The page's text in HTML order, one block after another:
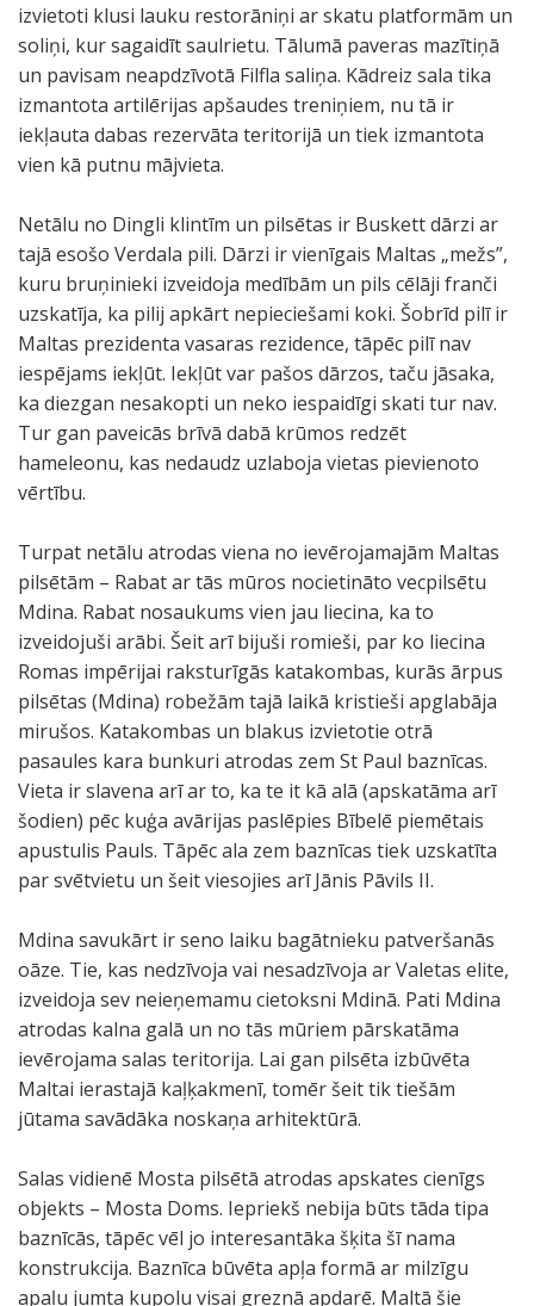
izvietoti klusi lauku restorāniņi ar skatu platformām un
soliņi, kur sagaidīt saulrietu. Tālumā paveras mazītiņā
un pavisam neapdzīvotā Filfla saliņa. Kādreiz sala tika
izmantota artilērijas apšaudes treniņiem, nu tā ir
iekļauta dabas rezervāta teritorijā un tiek izmantota
vien kā putnu mājvieta.
Netālu no Dingli klintīm un pilsētas ir Buskett dārzi ar
tajā esošo Verdala pili. Dārzi ir vienīgais Maltas „mežs”,
kuru bruņinieki izveidoja medībām un pils cēlāji franči
uzskatīja, ka pilij apkārt nepieciešami koki. Šobrīd pilī ir
Maltas prezidenta vasaras rezidence, tāpēc pilī nav
iespējams iekļūt. Iekļūt var pašos dārzos, taču jāsaka,
ka diezgan nesakopti un neko iespaidīgi skati tur nav.
Tur gan paveicās brīvā dabā krūmos redzēt
hameleonu, kas nedaudz uzlaboja vietas pievienoto
vērtību.
Turpat netālu atrodas viena no ievērojamajām Maltas
pilsētām – Rabat ar tās mūros nocietināto vecpilsētu
Mdina. Rabat nosaukums vien jau liecina, ka to
izveidojuši arābi. Šeit arī bijuši romieši, par ko liecina
Romas impērijai raksturīgās katakombas, kurās ārpus
pilsētas (Mdina) robežām tajā laikā kristieši apglabāja
mirušos. Katakombas un blakus izvietotie otrā
pasaules kara bunkuri atrodas zem St Paul baznīcas.
Vieta ir slavena arī ar to, ka te it kā alā (apskatāma arī
šodien) pēc kuģa avārijas paslēpies Bībelē piemētais
apustulis Pauls. Tāpēc ala zem baznīcas tiek uzskatīta
par svētvietu un šeit viesojies arī Jānis Pāvils II.
Mdina savukārt ir seno laiku bagātnieku patveršanās
oāze. Tie, kas nedzīvoja vai nesadzīvoja ar Valetas elite,
izveidoja sev neieņemamu cietoksni Mdinā. Pati Mdina
atrodas kalna galā un no tās mūriem pārskatāma
ievērojama salas teritorija. Lai gan pilsēta izbūvēta
Maltai ierastajā kaļķakmenī, tomēr šeit tik tiešām
jūtama savādāka noskaņa arhitektūrā.
Salas vidienē Mosta pilsētā atrodas apskates cienīgs
objekts – Mosta Doms. Iepriekš nebija būts tāda tipa
baznīcās, tāpēc vēl jo interesantāka šķita šī nama
konstrukcija. Baznīca būvēta apļa formā ar milzīgu
apaļu jumta kupolu visai greznā apdarē. Maltā šie